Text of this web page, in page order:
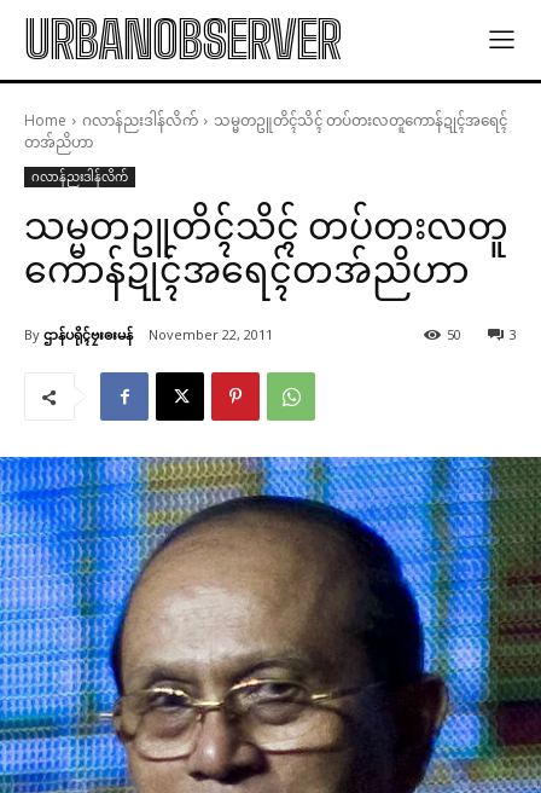
URBANOBSERVER
Home ဂလာန်ညးဒါန်လိက်
သမ္မတဥူတိၚ်သိၚ် တပ်တးလတူကောန်ဍုၚ်အရေၚ်
တအ်ညိဟာ
ဂလာန်ညးဒါန်လိက်
သမ္မတဥူတိၚ်သိၚ် တပ်တးလတူ
ကောန်ဍုၚ်အရေၚ်တအ်ညိဟာ
By ဌာန်ပရိုၚ်ဗၠးၜးမန် November 22, 2011 3
50